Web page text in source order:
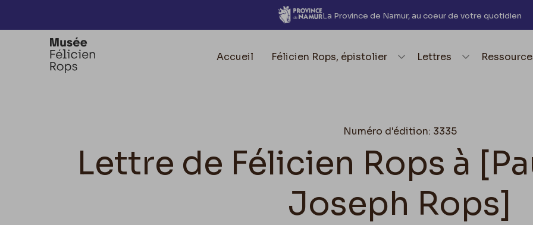
La Province de Namur, au coeur de votre quotidien
Accueil element.menu.open_menu
Félicien Rops, épistolier Lettres
Numéro d'édition: 3335
Lettre de Félicien Rops à
Joseph Rops]